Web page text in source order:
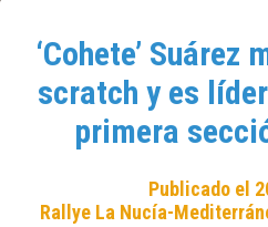
‘Cohete’
scratch y es
primera
Publicado el
Rallye La Nucía-